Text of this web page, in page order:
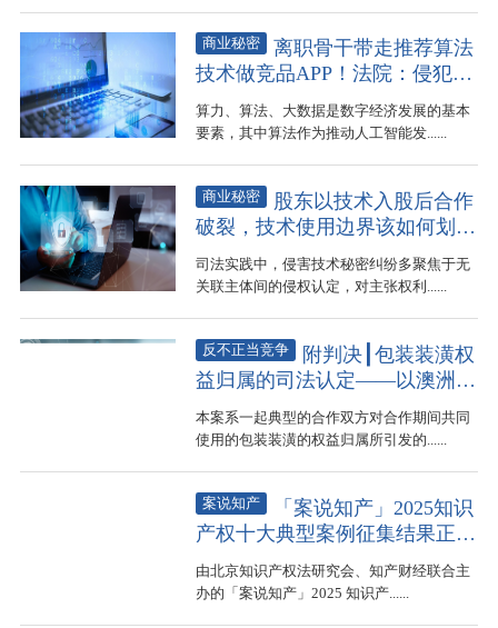
商业秘密
离职骨干带走推荐算法
技术做竞品APP！法院：侵犯商
业秘密
算力、算法、大数据是数字经济发展的基本
要素，其中算法作为推动人工智能发......
商业秘密
股东以技术入股后合作
破裂，技术使用边界该如何划
定？
司法实践中，侵害技术秘密纠纷多聚焦于无
关联主体间的侵权认定，对主张权利......
反不正当竞争
附判决┃包装装潢权
益归属的司法认定——以澳洲某
公司诉广州某贸易公司等不正当
竞争纠纷案为例
本案系一起典型的合作双方对合作期间共同
使用的包装装潢的权益归属所引发的......
案说知产
「案说知产」2025知识
产权十大典型案例征集结果正式
公布┃附判决
由北京知识产权法研究会、知产财经联合主
办的「案说知产」2025 知识产......